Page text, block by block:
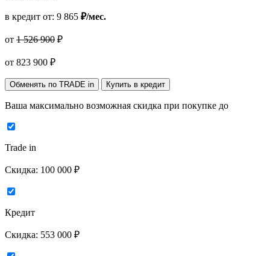
в кредит от: 9 865 ₽/мес.
от 1 526 900 ₽
от 823 900 ₽
Обменять по TRADE in Купить в кредит
Ваша максимально возможная скидка при покупке до
Trade in
Скидка: 100 000 ₽
Кредит
Скидка: 553 000 ₽